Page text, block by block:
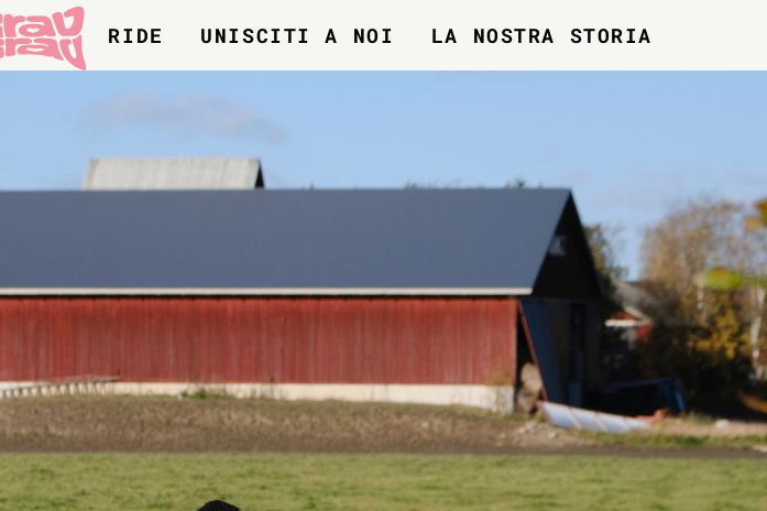
RIDE UNISCITI A NOI LA NOSTRA STORIA